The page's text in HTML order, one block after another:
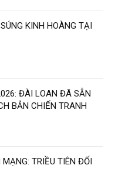
KINH HOÀNG TẠI
ĐÀI LOAN ĐÃ SẴN
BẢN CHIẾN TRANH
TRIỀU TIÊN ĐỐI